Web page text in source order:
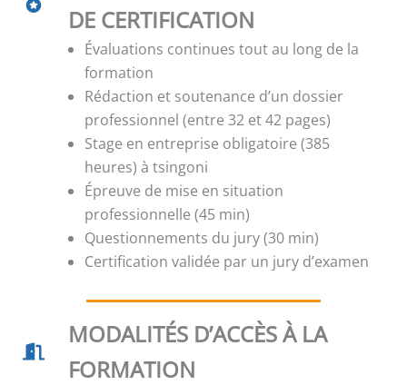
DE CERTIFICATION
Évaluations continues tout au long de la
formation
Rédaction et soutenance d’un dossier
professionnel (entre 32 et 42 pages)
Stage en entreprise obligatoire (385
heures) à tsingoni
Épreuve de mise en situation
professionnelle (45 min)
Questionnements du jury (30 min)
Certification validée par un jury d’examen
MODALITÉS D’ACCÈS À LA
FORMATION